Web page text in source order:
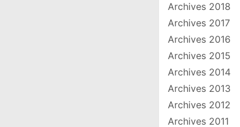
Archives 2018
Archives 2017
Archives 2016
Archives 2015
Archives 2014
Archives 2013
Archives 2012
Archives 2011